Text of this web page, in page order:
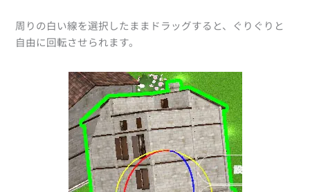
周りの白い線を選択したままドラッグすると、ぐりぐりと
自由に回転させられます。